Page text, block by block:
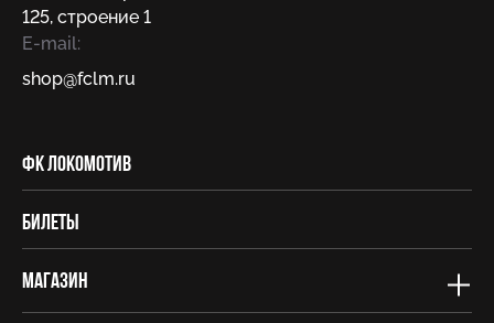
125, строение 1
E-mail:
shop@fсlm.ru
ФК Локомотив
Билеты
Магазин